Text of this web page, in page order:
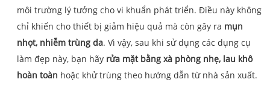
môi trường lý tưởng cho vi khuẩn phát triển. Điều này không
chỉ khiến cho thiết bị giảm hiệu quả mà còn gây ra mụn
nhọt, nhiễm trùng da. Vì vậy, sau khi sử dụng các dụng cụ
làm đẹp này, bạn hãy rửa mặt bằng xà phòng nhẹ, lau khô
hoàn toàn hoặc khử trùng theo hướng dẫn từ nhà sản xuất.